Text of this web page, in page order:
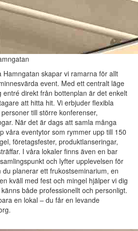
Hamngatan skapar vi ramarna för allt
event. Med ett centralt läge
entré direkt från bottenplan är det enkelt
att hitta hit. Vi erbjuder flexibla
till större konferenser,
När det är dags att samla många
våra eventytor som rymmer upp till 150
företagsfester, produktlanseringar,
I våra lokaler finns även en bar
och lyfter upplevelsen för
planerar ett frukostseminarium, en
kväll med fest och mingel hjälper vi dig
både professionellt och personligt.
en lokal – du får en levande